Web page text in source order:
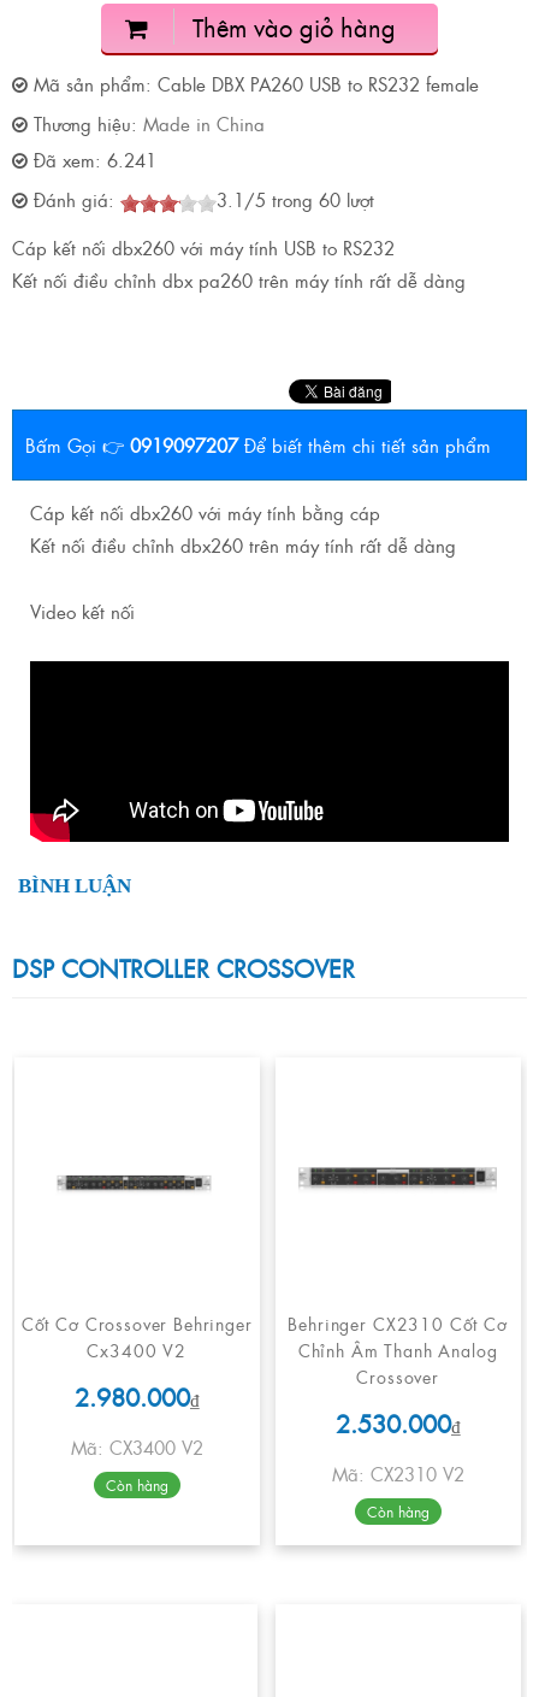
Thêm vào giỏ hàng
Mã sản phẩm: Cable DBX PA260 USB to RS232 female
Thương hiệu: Made in China
Đã xem: 6.241
Đánh giá:
3.1/5 trong 60 lượt
Cáp kết nối dbx260 với máy tính USB to RS232
Kết nối điều chỉnh dbx pa260 trên máy tính rất dễ dàng
Bấm Gọi 👉 0919097207 Để biết thêm chi tiết sản phẩm
Cáp kết nối dbx260 với máy tính bằng cáp
Kết nối điều chỉnh dbx260 trên máy tính rất dễ dàng
Video kết nối
BÌNH LUẬN
DSP CONTROLLER CROSSOVER
Cốt Cơ Crossover Behringer
Cx3400 V2
2.980.000₫
Mã: CX3400 V2
Còn hàng
Behringer CX2310 Cốt Cơ
Chỉnh Âm Thanh Analog
Crossover
2.530.000₫
Mã: CX2310 V2
Còn hàng